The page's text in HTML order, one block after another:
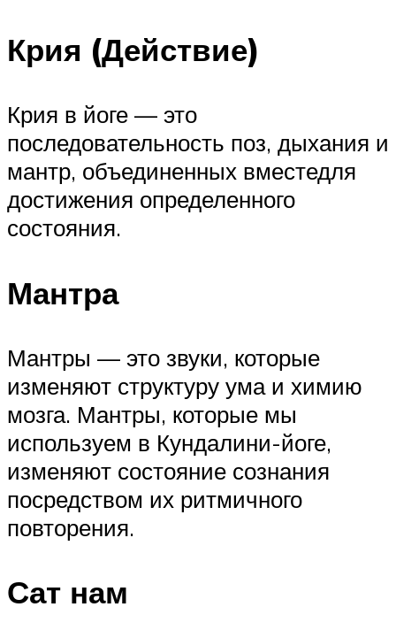
Крия (Действие)
Крия в йоге — это
последовательность поз, дыхания и
мантр, объединенных вместедля
достижения определенного
состояния.
Мантра
Мантры — это звуки, которые
изменяют структуру ума и химию
мозга. Мантры, которые мы
используем в Кундалини-йоге,
изменяют состояние сознания
посредством их ритмичного
повторения.
Сат нам